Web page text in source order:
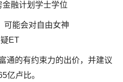
金融计划学士学位
可能会对自由女神
ET
通的有约束力的出价，并建议
亿卢比。